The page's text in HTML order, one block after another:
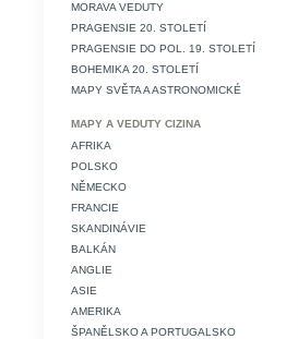
MORAVA VEDUTY
PRAGENSIE 20. STOLETÍ
PRAGENSIE DO POL. 19. STOLETÍ
BOHEMIKA 20. STOLETÍ
MAPY SVĚTA A ASTRONOMICKÉ
MAPY A VEDUTY CIZINA
AFRIKA
POLSKO
NĚMECKO
FRANCIE
SKANDINÁVIE
BALKÁN
ANGLIE
ASIE
AMERIKA
ŠPANĚLSKO A PORTUGALSKO